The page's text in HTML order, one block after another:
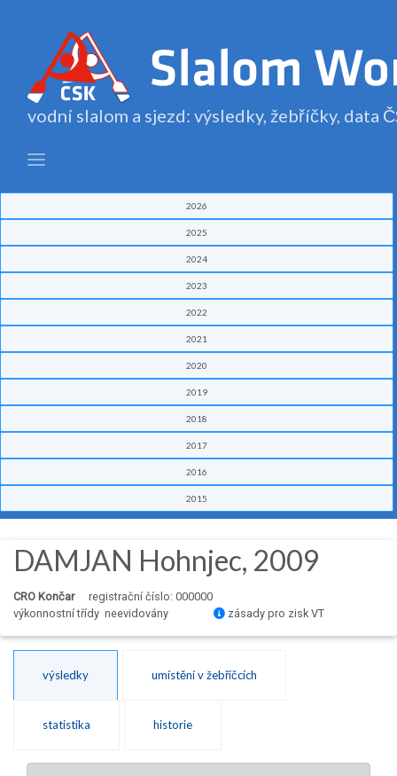
vodní slalom a sjezd: výsledky, žebříčky, data
2026
2025
2024
2023
2022
2021
2020
2019
2018
2017
2016
2015
DAMJAN Hohnjec, 2009
CRO Končar
registrační číslo: 000000
výkonnostní třídy neevidovány
zásady pro zisk VT
výsledky umístění v žebříčcích
statistika historie